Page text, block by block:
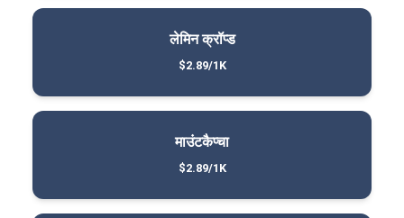
लेमिन क्रॉप्ड
$2.89/1K
माउंटकैप्चा
$2.89/1K